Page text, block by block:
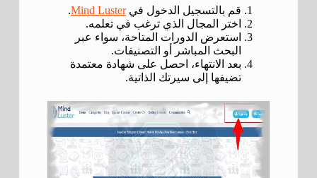
قم بالتسجيل الدخول فيMind Luster
.
اختر المجال الذي ترغب في تعلمه.
استعرض الدورات المتاحة، سواء عبر
البحث المباشر أو التصنيفات.
بعد الانتهاء، احصل على شهادة معتمدة
تضيفها إلى سيرتك الذاتية.